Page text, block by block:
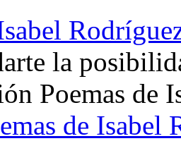
la
Poemas de
de Isabel